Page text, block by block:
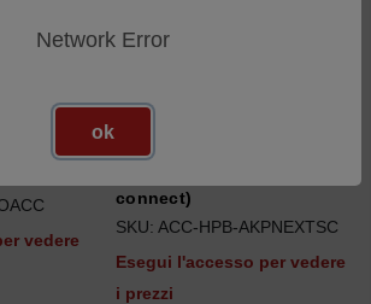
vedere
Kit di accessori per sonde -
connect)
SKU: ACC-HPB-AKPNEXTSC
Esegui l'accesso per vedere
i prezzi
Network Error
ok